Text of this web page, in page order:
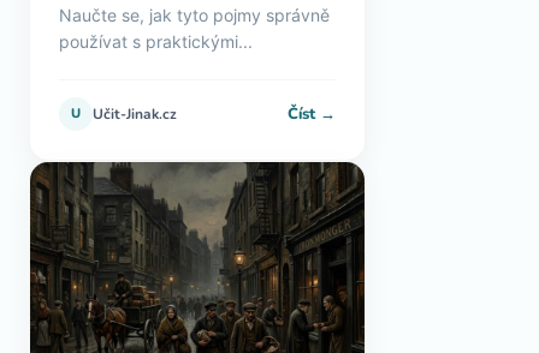
Naučte se, jak tyto pojmy správně
používat s praktickými...
U Učit-Jinak.cz Číst →